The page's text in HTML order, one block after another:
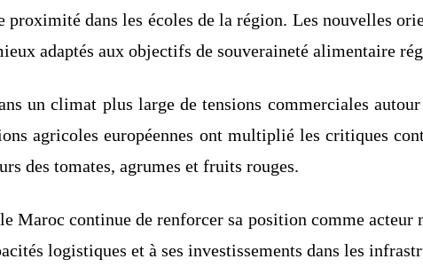
dans les écoles de la région. Les nouvelles
adaptés aux objectifs de souveraineté alimentaire
un climat plus large de tensions commerciales
agricoles européennes ont multiplié les critiques
des tomates, agrumes et fruits rouges.
Maroc continue de renforcer sa position comme
logistiques et à ses investissements dans les